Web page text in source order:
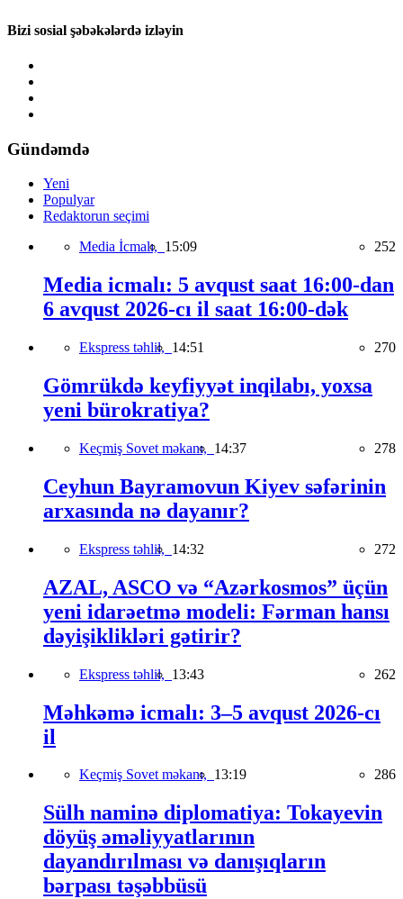
Bizi sosial şəbəkələrdə izləyin
Gündəmdə
Yeni
Populyar
Redaktorun seçimi
Media İcmalı, 15:09 252
Media icmalı: 5 avqust saat 16:00-dan
6 avqust 2026-cı il saat 16:00-dək
Ekspress təhlil, 14:51 270
Gömrükdə keyfiyyət inqilabı, yoxsa
yeni bürokratiya?
Keçmiş Sovet məkanı, 14:37 278
Ceyhun Bayramovun Kiyev səfərinin
arxasında nə dayanır?
Ekspress təhlil, 14:32 272
AZAL, ASCO və “Azərkosmos” üçün
yeni idarəetmə modeli: Fərman hansı
dəyişiklikləri gətirir?
Ekspress təhlil, 13:43 262
Məhkəmə icmalı: 3–5 avqust 2026-cı
il
Keçmiş Sovet məkanı, 13:19 286
Sülh naminə diplomatiya: Tokayevin
döyüş əməliyyatlarının
dayandırılması və danışıqların
bərpası təşəbbüsü